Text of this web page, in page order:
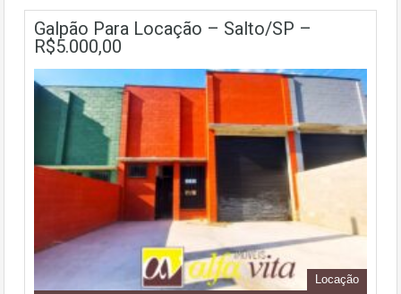
Galpão Para Locação – Salto/SP –
R$5.000,00
Locação